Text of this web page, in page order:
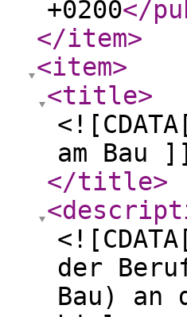
+0200</
</item>
<item>
<title>
am Bau
</title>
der
Bau) an